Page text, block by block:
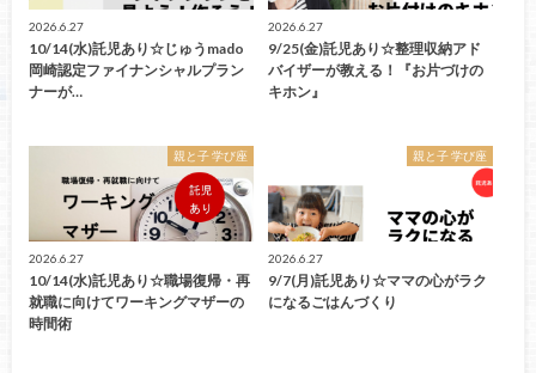
2026.6.27
10/14(水)託児あり☆じゅうmado
岡崎認定ファイナンシャルプラン
ナーが…
2026.6.27
9/25(金)託児あり☆整理収納アド
バイザーが教える！『お片づけの
キホン』
親と子 学び座
2026.6.27
10/14(水)託児あり☆職場復帰・再
就職に向けてワーキングマザーの
時間術
親と子 学び座
2026.6.27
9/7(月)託児あり☆ママの心がラク
になるごはんづくり